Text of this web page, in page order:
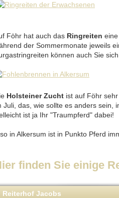
Föhr hat auch das Ringreiten
der Sommermonate jeweils
können auch Sie
Holsteiner Zucht ist auf Föhr
Juli, das, wie sollte es anders sein,
ist ja Ihr "Traumpferd" dabei!
in Alkersum ist in Punkto Pferd
finden Sie einige
Reiterhof Jacobs